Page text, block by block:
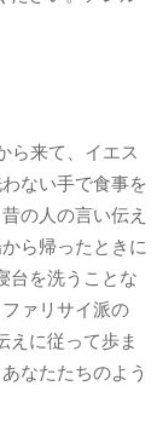
ら来て、イエス
ない手で食事を
の人の言い伝え
ら帰ったときに
台を洗うことな
ァリサイ派の
えに従って歩ま
なたたちのよう